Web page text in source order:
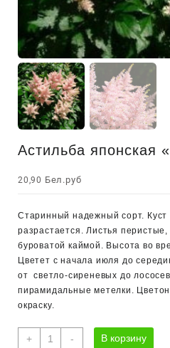
Астильба японская
20,90 Бел.руб
Старинный надежный сорт. Куст
разрастается. Листья
буроватой каймой. Высота во
Цветет с начала июля до
от светло-сиреневых до
пирамидальные метелки.
окраску.
+
Количество
- В корзину